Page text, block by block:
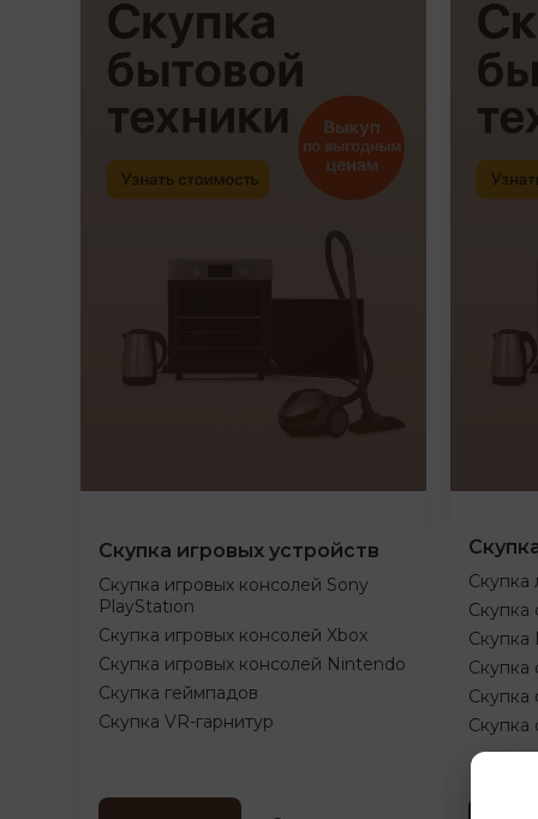
Скупка игровых устройств
Скупка игровых консолей Sony
PlayStation
Скупка игровых консолей Xbox
Скупка игровых консолей Nintendo
Скупка геймпадов
Скупка VR-гарнитур
Скупка
Скупка
Скупка
Скупка
Скупка